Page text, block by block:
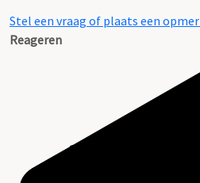
Stel een vraag of plaats een
Reageren